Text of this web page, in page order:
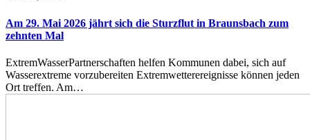
Am 29. Mai 2026 jährt sich die Sturzflut in Braunsbach zum
zehnten Mal
ExtremWasserPartnerschaften helfen Kommunen dabei, sich auf
Wasserextreme vorzubereiten Extremwetterereignisse können jeden
Ort treffen. Am…